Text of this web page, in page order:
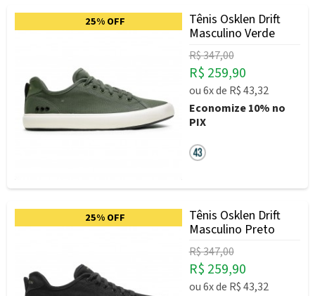
25% OFF
Tênis Osklen Drift
Masculino Verde
R$ 347,00
R$ 259,90
ou6xde R$ 43,32
Economize10% no
PIX
25% OFF
Tênis Osklen Drift
Masculino Preto
R$ 347,00
R$ 259,90
ou6xde R$ 43,32